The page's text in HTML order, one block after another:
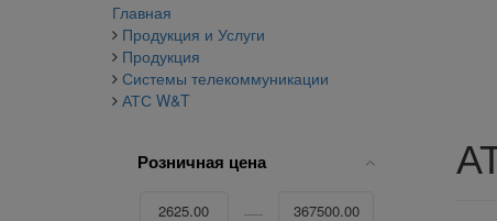
Главная
Продукция и Услуги
Продукция
Системы телекоммуникации
АТС W&T
Розничная цена